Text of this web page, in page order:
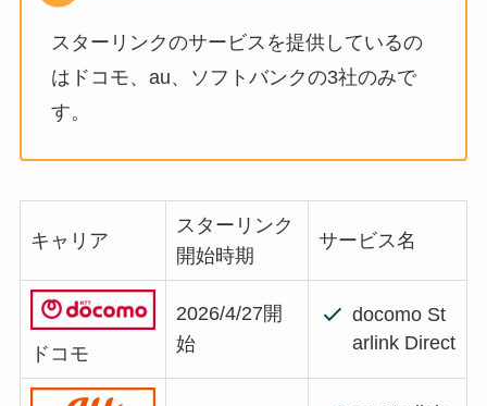
スターリンクのサービスを提供しているの
はドコモ、au、ソフトバンクの3社のみで
す。
キャリア
スターリンク
開始時期
サービス名
ドコモ
2026/4/27開
始
docomo St
arlink Direct